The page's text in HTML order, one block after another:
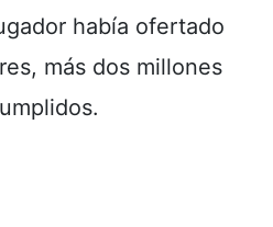
había ofertado
más dos millones